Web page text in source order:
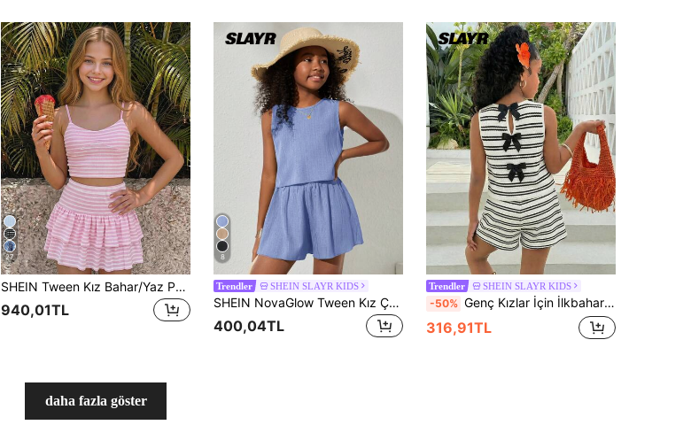
27
SHEIN Tween Kız Bahar/Yaz Pembe Örme Çizgili Jakarlı Dokulu Askılı Üst, Fırfırlı Etek Uçlu A Kesim Etek Şort 2 Parça Günlük Vintage Kombin
940,01TL
8
Trendler SHEIN SLAYR KIDS
SHEIN NovaGlow Tween Kız Çocuk Tween Kız Çocuk Günlük Düz Renk Kolsuz Dokuma Üst Ve Şort Takımı
400,04TL
Trendler SHEIN SLAYR KIDS
-50% Genç Kızlar İçin İlkbahar/Yaz Yeni Temel Siyah Beyaz Çizgili Kolsuz Bluz ve Şort 2 Parça Takım
316,91TL
daha fazla göster